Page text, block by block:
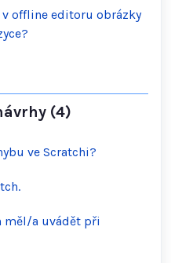
v offline editoru obrázky
(4)
ve Scratchi?
měl/a uvádět při